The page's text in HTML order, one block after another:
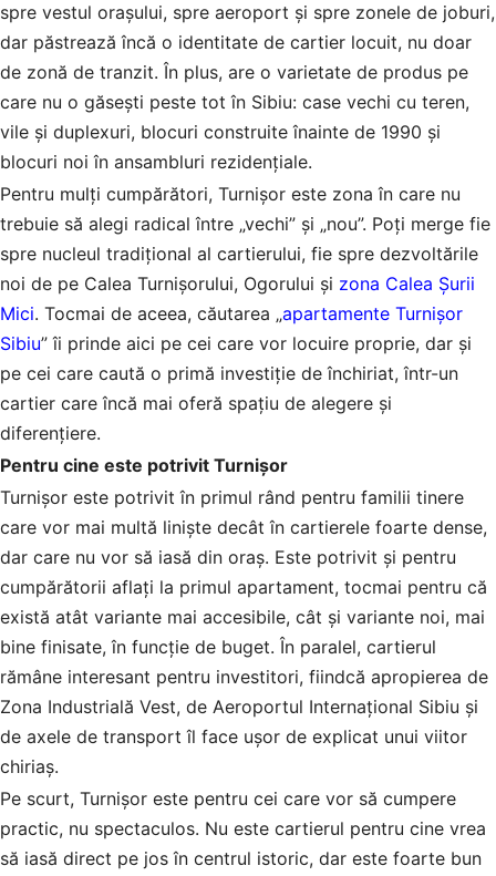
spre vestul orașului, spre aeroport și spre zonele de joburi,
dar păstrează încă o identitate de cartier locuit, nu doar
de zonă de tranzit. În plus, are o varietate de produs pe
care nu o găsești peste tot în Sibiu: case vechi cu teren,
vile și duplexuri, blocuri construite înainte de 1990 și
blocuri noi în ansambluri rezidențiale.
Pentru mulți cumpărători, Turnișor este zona în care nu
trebuie să alegi radical între „vechi” și „nou”. Poți merge fie
spre nucleul tradițional al cartierului, fie spre dezvoltările
noi de pe Calea Turnișorului, Ogorului și zona Calea Șurii
Mici. Tocmai de aceea, căutarea „apartamente Turnișor
Sibiu” îi prinde aici pe cei care vor locuire proprie, dar și
pe cei care caută o primă investiție de închiriat, într-un
cartier care încă mai oferă spațiu de alegere și
diferențiere.
Pentru cine este potrivit Turnișor
Turnișor este potrivit în primul rând pentru familii tinere
care vor mai multă liniște decât în cartierele foarte dense,
dar care nu vor să iasă din oraș. Este potrivit și pentru
cumpărătorii aflați la primul apartament, tocmai pentru că
există atât variante mai accesibile, cât și variante noi, mai
bine finisate, în funcție de buget. În paralel, cartierul
rămâne interesant pentru investitori, fiindcă apropierea de
Zona Industrială Vest, de Aeroportul Internațional Sibiu și
de axele de transport îl face ușor de explicat unui viitor
chiriaș.
Pe scurt, Turnișor este pentru cei care vor să cumpere
practic, nu spectaculos. Nu este cartierul pentru cine vrea
să iasă direct pe jos în centrul istoric, dar este foarte bun